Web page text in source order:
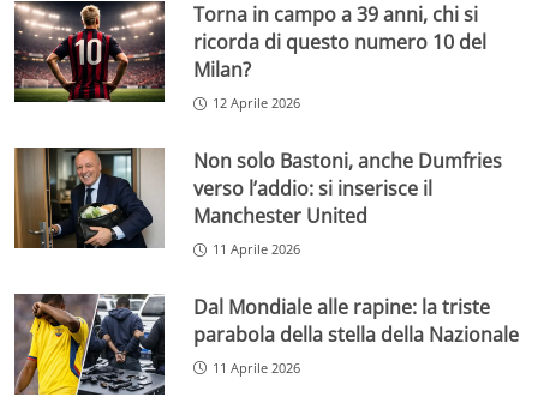
Torna in campo a 39 anni, chi si
ricorda di questo numero 10 del
Milan?
12 Aprile 2026
Non solo Bastoni, anche Dumfries
verso l’addio: si inserisce il
Manchester United
11 Aprile 2026
Dal Mondiale alle rapine: la triste
parabola della stella della Nazionale
11 Aprile 2026